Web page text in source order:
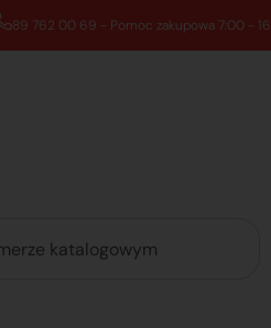
zakupowa 7:00 - 16:00